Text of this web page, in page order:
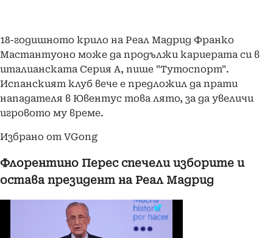
18-годишното крило на Реал Мадрид Франко
Мастантуоно може да продължи кариерата си в
италианската Серия А, пише "Тутоспорт".
Испанският клуб вече е предложил да прати
нападателя в Ювентус това лято, за да увеличи
игровото му време.
Избрано от VGong
Флорентино Перес спечели изборите и
остава президент на Реал Мадрид